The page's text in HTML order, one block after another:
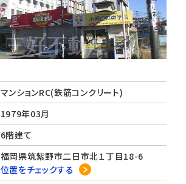
マンションRC(鉄筋コンクリート)
1979年03月
6階建て
福岡県筑紫野市二日市北１丁目18-6
位置をチェックする